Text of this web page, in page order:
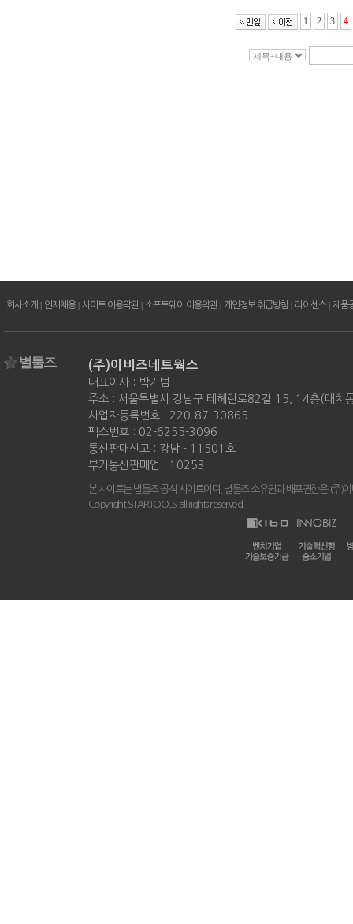
1 2 3 4
회사소개 | 인재채용 | 사이트 이용약관 | 소프트웨어 이용약관 | 개인정보 취급방침 | 라이센스 | 제품
(주)이비즈네트웍스
대표이사 : 박기범
주소 : 서울특별시 강남구 테헤란로82길 15, 14층(대치
사업자등록번호 : 220-87-30865
팩스번호 : 02-6255-3096
통신판매신고 : 강남 - 11501호
부가통신판매업 : 10253
본 사이트는 별툴즈 공식 사이트이며, 별툴즈 소유권과 배포권한은 (주)
Copyright STARTOOLS all rights reserved.